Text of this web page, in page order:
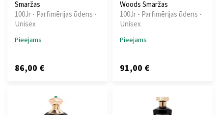
Smaržas
100Jr - Parfimērijas ūdens -
Unisex
Pieejams
86,00 €
Woods Smaržas
100Jr - Parfimērijas ūdens -
Unisex
Pieejams
91,00 €